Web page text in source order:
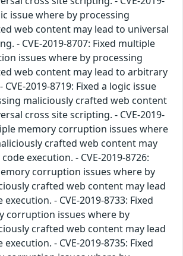
issue where by processing
web content may lead to universal
- CVE-2019-8707: Fixed multiple
issues where by processing
web content may lead to arbitrary
2019-8719: Fixed a logic issue
maliciously crafted web content
cross site scripting. - CVE-2019-
memory corruption issues where
crafted web content may
execution. - CVE-2019-8726:
corruption issues where by
crafted web content may lead
- CVE-2019-8733: Fixed
corruption issues where by
crafted web content may lead
- CVE-2019-8735: Fixed